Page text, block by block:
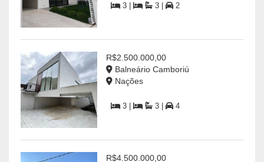
3 | 3 | 2
R$2.500.000,00
Balneário Camboriú
Nações
3 | 3 | 4
R$4.500.000,00